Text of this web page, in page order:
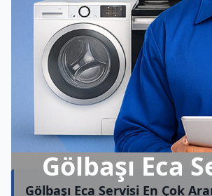
Gölbaşı Eca
Gölbaşı Eca Servisi En Çok